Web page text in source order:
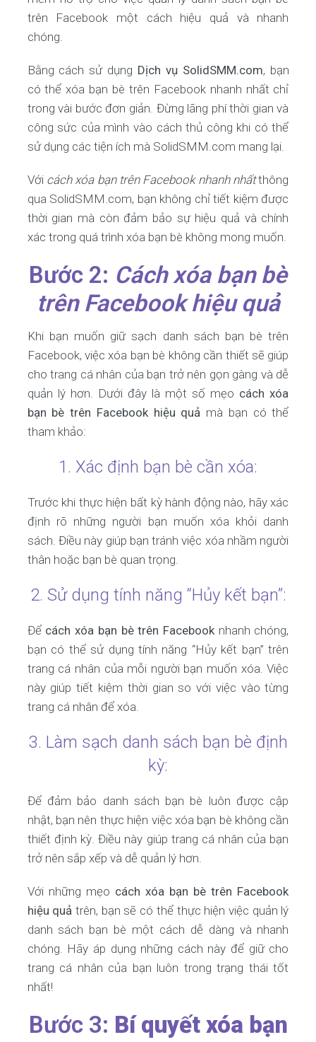
trên Facebook một cách hiệu quả và nhanh
chóng.
Bằng cách sử dụng Dịch vụ SolidSMM.com, bạn
có thể xóa bạn bè trên Facebook nhanh nhất chỉ
trong vài bước đơn giản. Đừng lãng phí thời gian và
công sức của mình vào cách thủ công khi có thể
sử dụng các tiện ích mà SolidSMM.com mang lại.
Với cách xóa bạn trên Facebook nhanh nhấtthông
qua SolidSMM.com, bạn không chỉ tiết kiệm được
thời gian mà còn đảm bảo sự hiệu quả và chính
xác trong quá trình xóa bạn bè không mong muốn.
Bước 2: Cách xóa bạn bè
trên Facebook hiệu quả
Khi bạn muốn giữ sạch danh sách bạn bè trên
Facebook, việc xóa bạn bè không cần thiết sẽ giúp
cho trang cá nhân của bạn trở nên gọn gàng và dễ
quản lý hơn. Dưới đây là một số mẹo cách xóa
bạn bè trên Facebook hiệu quả mà bạn có thể
tham khảo:
1. Xác định bạn bè cần xóa:
Trước khi thực hiện bất kỳ hành động nào, hãy xác
định rõ những người bạn muốn xóa khỏi danh
sách. Điều này giúp bạn tránh việc xóa nhầm người
thân hoặc bạn bè quan trọng.
2. Sử dụng tính năng “Hủy kết bạn”:
Để cách xóa bạn bè trên Facebook nhanh chóng,
bạn có thể sử dụng tính năng “Hủy kết bạn” trên
trang cá nhân của mỗi người bạn muốn xóa. Việc
này giúp tiết kiệm thời gian so với việc vào từng
trang cá nhân để xóa.
3. Làm sạch danh sách bạn bè định
kỳ:
Để đảm bảo danh sách bạn bè luôn được cập
nhật, bạn nên thực hiện việc xóa bạn bè không cần
thiết định kỳ. Điều này giúp trang cá nhân của bạn
trở nên sắp xếp và dễ quản lý hơn.
Với những mẹo cách xóa bạn bè trên Facebook
hiệu quả trên, bạn sẽ có thể thực hiện việc quản lý
danh sách bạn bè một cách dễ dàng và nhanh
chóng. Hãy áp dụng những cách này để giữ cho
trang cá nhân của bạn luôn trong trạng thái tốt
nhất!
Bước 3: Bí quyết xóa bạn